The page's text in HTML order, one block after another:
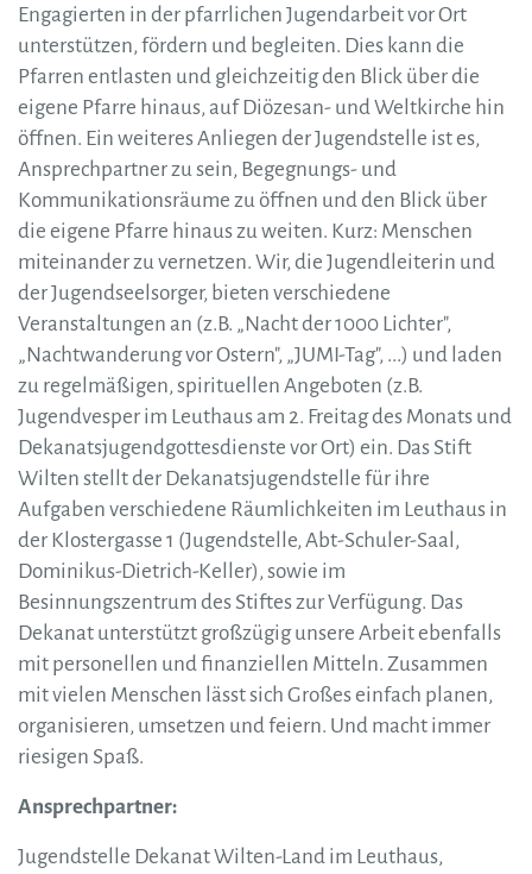
Engagierten in der pfarrlichen Jugendarbeit vor Ort
unterstützen, fördern und begleiten. Dies kann die
Pfarren entlasten und gleichzeitig den Blick über die
eigene Pfarre hinaus, auf Diözesan- und Weltkirche hin
öffnen. Ein weiteres Anliegen der Jugendstelle ist es,
Ansprechpartner zu sein, Begegnungs- und
Kommunikationsräume zu öffnen und den Blick über
die eigene Pfarre hinaus zu weiten. Kurz: Menschen
miteinander zu vernetzen. Wir, die Jugendleiterin und
der Jugendseelsorger, bieten verschiedene
Veranstaltungen an (z.B. „Nacht der 1000 Lichter",
„Nachtwanderung vor Ostern", „JUMI-Tag", ...) und laden
zu regelmäßigen, spirituellen Angeboten (z.B.
Jugendvesper im Leuthaus am 2. Freitag des Monats und
Dekanatsjugendgottesdienste vor Ort) ein. Das Stift
Wilten stellt der Dekanatsjugendstelle für ihre
Aufgaben verschiedene Räumlichkeiten im Leuthaus in
der Klostergasse 1 (Jugendstelle, Abt-Schuler-Saal,
Dominikus-Dietrich-Keller), sowie im
Besinnungszentrum des Stiftes zur Verfügung. Das
Dekanat unterstützt großzügig unsere Arbeit ebenfalls
mit personellen und finanziellen Mitteln. Zusammen
mit vielen Menschen lässt sich Großes einfach planen,
organisieren, umsetzen und feiern. Und macht immer
riesigen Spaß.
Ansprechpartner:
Jugendstelle Dekanat Wilten-Land im Leuthaus,